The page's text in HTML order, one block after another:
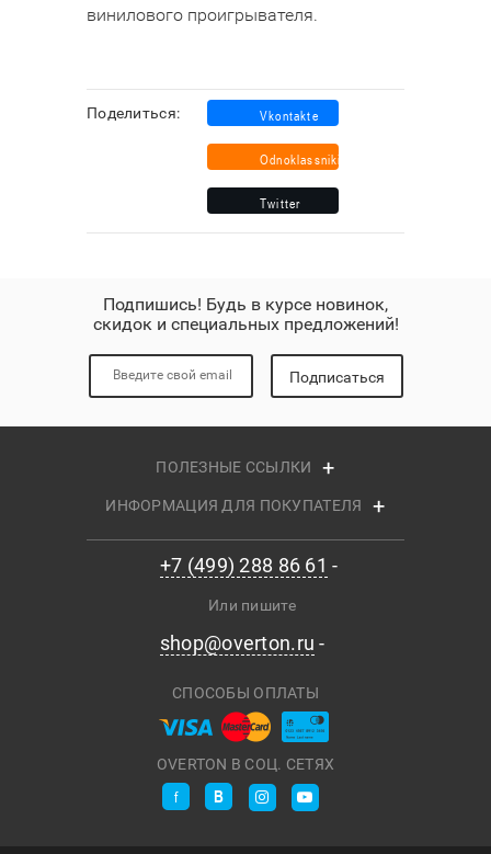
винилового проигрывателя.
Поделиться:
Подпишись! Будь в курсе новинок,
скидок и специальных предложений!
Подписаться
ПОЛЕЗНЫЕ ССЫЛКИ
ИНФОРМАЦИЯ ДЛЯ ПОКУПАТЕЛЯ
+7 (499) 288 86 61
Или пишите
shop@overton.ru
OVERTON В СОЦ. СЕТЯХ
СПОСОБЫ ОПЛАТЫ